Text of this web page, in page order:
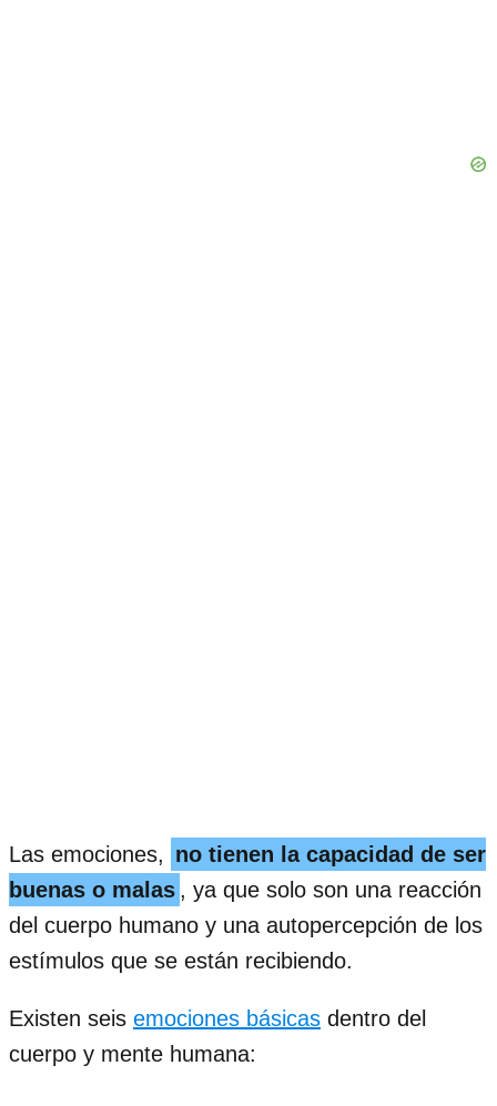
Las emociones, no tienen la capacidad de ser
buenas o malas , ya que solo son una reacción
del cuerpo humano y una autopercepción de los
estímulos que se están recibiendo.
Existen seis emociones básicas dentro del
cuerpo y mente humana: